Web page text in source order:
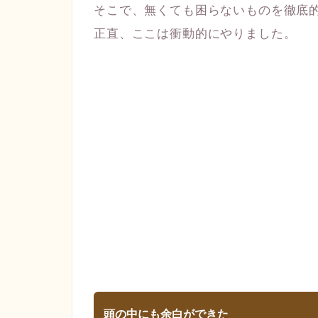
そこで、無くても困らないものを徹底
正直、ここは衝動的にやりました。
頭の中にも余白ができた